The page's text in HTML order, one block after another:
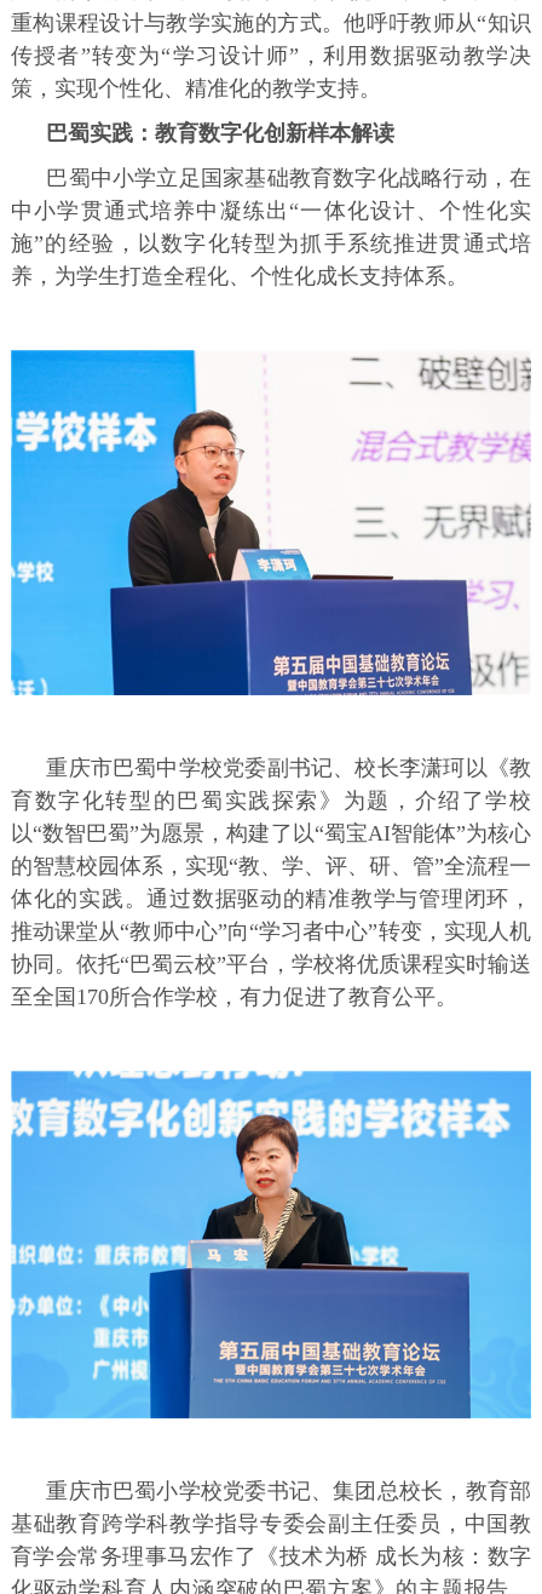
重构课程设计与教学实施的方式。他呼吁教师从“知识
传授者”转变为“学习设计师”，利用数据驱动教学决
策，实现个性化、精准化的教学支持。
巴蜀实践：教育数字化创新样本解读
巴蜀中小学立足国家基础教育数字化战略行动，在
中小学贯通式培养中凝练出“一体化设计、个性化实
施”的经验，以数字化转型为抓手系统推进贯通式培
养，为学生打造全程化、个性化成长支持体系。
重庆市巴蜀中学校党委副书记、校长李潇珂以《教
育数字化转型的巴蜀实践探索》为题，介绍了学校
以“数智巴蜀”为愿景，构建了以“蜀宝AI智能体”为核心
的智慧校园体系，实现“教、学、评、研、管”全流程一
体化的实践。通过数据驱动的精准教学与管理闭环，
推动课堂从“教师中心”向“学习者中心”转变，实现人机
协同。依托“巴蜀云校”平台，学校将优质课程实时输送
至全国170所合作学校，有力促进了教育公平。
重庆市巴蜀小学校党委书记、集团总校长，教育部
基础教育跨学科教学指导专委会副主任委员，中国教
育学会常务理事马宏作了《技术为桥 成长为核：数字
化驱动学科育人内涵突破的巴蜀方案》的主题报告。